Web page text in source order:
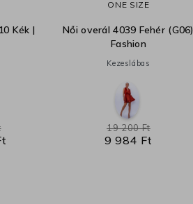
Kék |
ONE SIZE
Női overál 4039 Fehér (G06)
Fashion
Kezeslábas
9 984 Ft
19 200 Ft